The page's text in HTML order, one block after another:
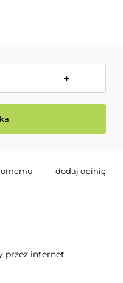
+
dodaj opinię